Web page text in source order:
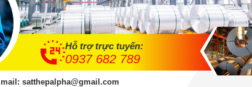
Hỗ trợ trực tuyến:
0937 682 789
satthepalpha@gmail.com